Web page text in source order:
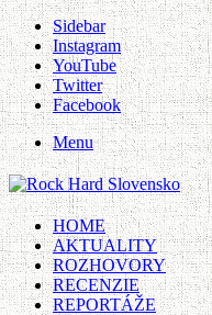
Sidebar
Instagram
YouTube
Twitter
Facebook
Menu
HOME
AKTUALITY
ROZHOVORY
RECENZIE
REPORTÁŽE